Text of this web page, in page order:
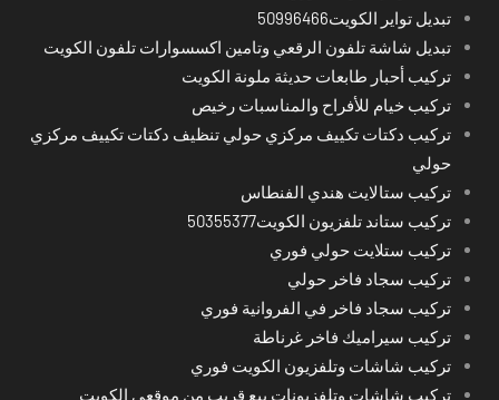
تبديل تواير الكويت50996466
تبديل شاشة تلفون الرقعي وتامين اكسسوارات تلفون الكويت
تركيب أحبار طابعات حديثة ملونة الكويت
تركيب خيام للأفراح والمناسبات رخيص
تركيب دكتات تكييف مركزي حولي تنظيف دكتات تكييف مركزي
حولي
تركيب ستالايت هندي الفنطاس
تركيب ستاند تلفزيون الكويت50355377
تركيب ستلايت حولي فوري
تركيب سجاد فاخر حولي
تركيب سجاد فاخر في الفروانية فوري
تركيب سيراميك فاخر غرناطة
تركيب شاشات وتلفزيون الكويت فوري
تركيب شاشات وتلفزيونات بيع قريب من موقعي الكويت